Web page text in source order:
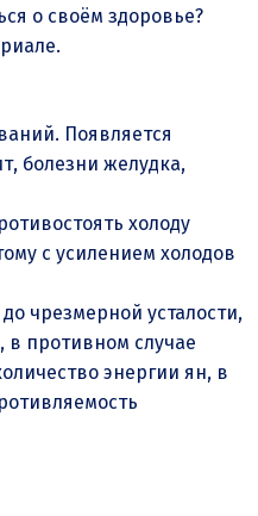
о своём здоровье?
Появляется
болезни желудка,
холоду
с усилением холодов
чрезмерной усталости,
в противном случае
энергии ян, в